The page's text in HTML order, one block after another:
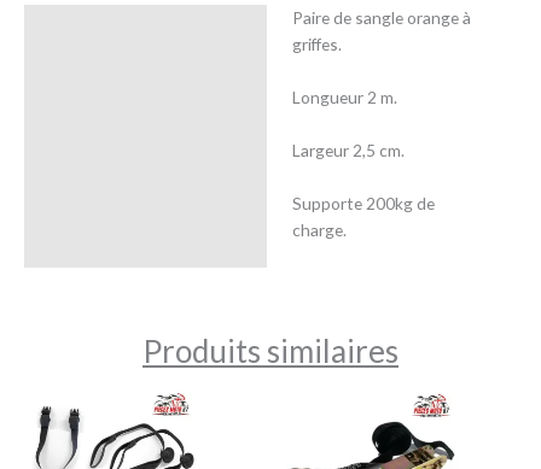
Paire de sangle orange à
griffes.
Longueur 2 m.
Largeur 2,5 cm.
Supporte 200kg de
charge.
Produits similaires